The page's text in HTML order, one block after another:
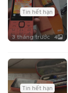
Tin hết hạn
3 tháng trước 4
Tin hết hạn